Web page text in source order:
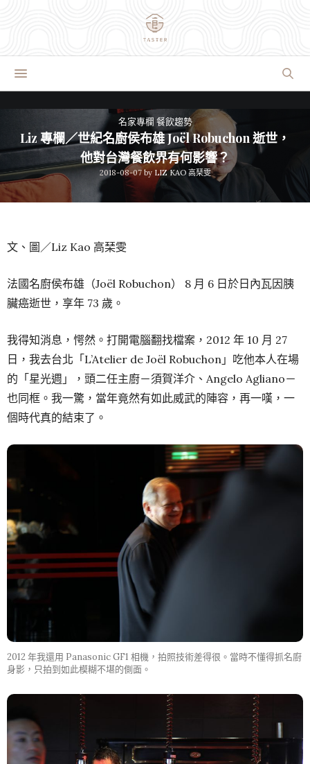
名家專欄 餐飲趨勢
Liz 專欄／世紀名廚侯布雄 Joël Robuchon 逝世，
他對台灣餐飲界有何影響？
2018-08-07 by LIZ KAO 高琹雯
文、圖／Liz Kao 高琹雯
法國名廚侯布雄（Joël Robuchon） 8 月 6 日於日內瓦因胰
臟癌逝世，享年 73 歲。
我得知消息，愕然。打開電腦翻找檔案，2012 年 10 月 27
日，我去台北「L’Atelier de Joël Robuchon」吃他本人在場
的「星光週」，頭二任主廚－須賀洋介、Angelo Agliano－
也同框。我一驚，當年竟然有如此威武的陣容，再一嘆，一
個時代真的結束了。
2012 年我還用 Panasonic GF1 相機，拍照技術差得很。當時不懂得抓名廚
身影，只拍到如此模糊不堪的側面。